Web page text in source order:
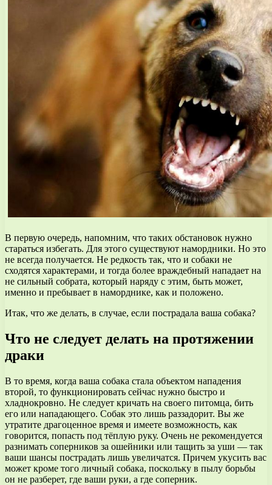
В первую очередь, напомним, что таких обстановок нужно
стараться избегать. Для этого существуют намордники. Но это
не всегда получается. Не редкость так, что и собаки не
сходятся характерами, и тогда более враждебный нападает на
не сильный собрата, который наряду с этим, быть может,
именно и пребывает в наморднике, как и положено.
Итак, что же делать, в случае, если пострадала ваша собака?
Что не следует делать на протяжении
драки
В то время, когда ваша собака стала объектом нападения
второй, то функционировать сейчас нужно быстро и
хладнокровно. Не следует кричать на своего питомца, бить
его или нападающего. Собак это лишь раззадорит. Вы же
утратите драгоценное время и имеете возможность, как
говорится, попасть под тёплую руку. Очень не рекомендуется
разнимать соперников за ошейники или тащить за уши — так
ваши шансы пострадать лишь увеличатся. Причем укусить вас
может кроме того личный собака, поскольку в пылу борьбы
он не разберет, где ваши руки, а где соперник.